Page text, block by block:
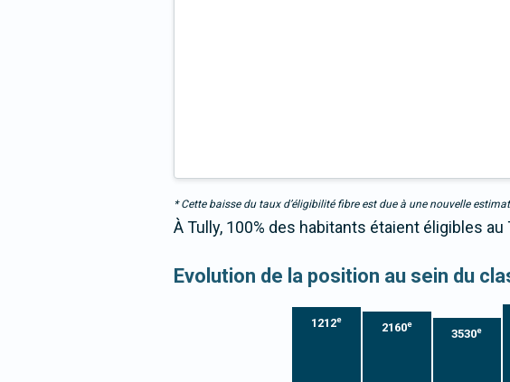
* Cette baisse du taux d’éligibilité fibre est due à une nouvelle
À Tully, 100% des habitants étaient éligibles
Evolution de la position au sein du
1212e
2160e
3530e